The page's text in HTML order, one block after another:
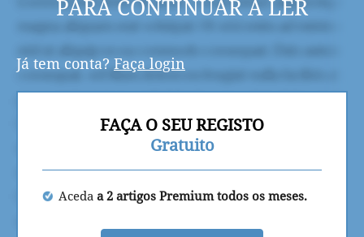
PARA CONTINUAR A LER
Já tem conta? Faça login
FAÇA O SEU REGISTO
Gratuito
Aceda a 2 artigos Premium todos os meses.